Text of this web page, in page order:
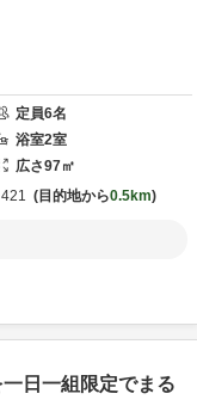
定員6名
浴室2室
広さ97㎡
目的地から0.5km
一日一組限定でまる